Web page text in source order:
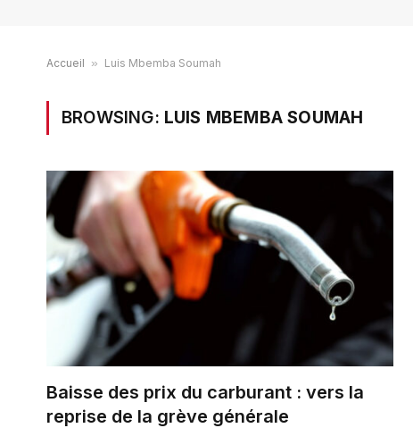
Accueil » Luis Mbemba Soumah
BROWSING: LUIS MBEMBA SOUMAH
Baisse des prix du carburant : vers la
reprise de la grève générale